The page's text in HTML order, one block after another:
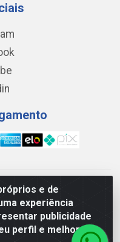
e de
experiência
publicidade
perfil e melhorar a
DE MATERIAL
INTEGRAÇÃO, 790 -
CEP 61.604-505 - CNPJ
20